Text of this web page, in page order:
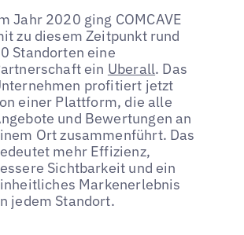
Jahr 2020 ging COMCAVE
zu diesem Zeitpunkt rund
Standorten eine
ein Uberall. Das
profitiert jetzt
einer Plattform, die alle
und Bewertungen an
Ort zusammenführt. Das
mehr Effizienz,
Sichtbarkeit und ein
Markenerlebnis
jedem Standort.